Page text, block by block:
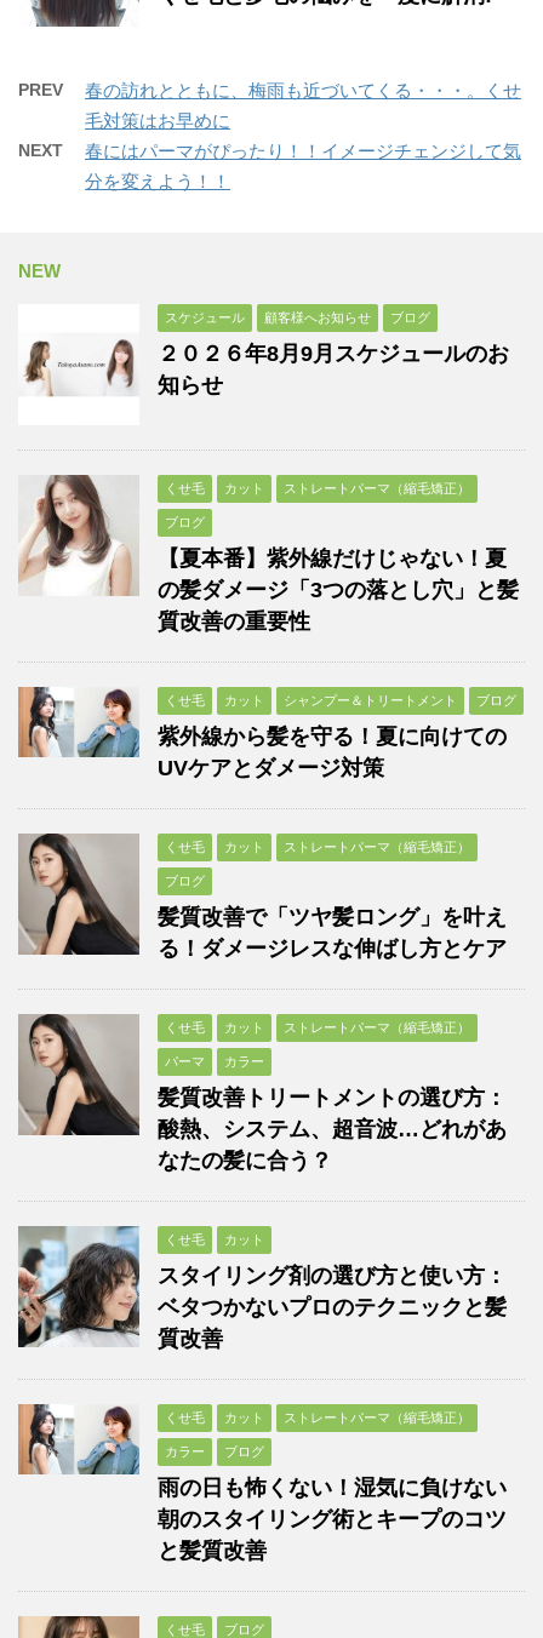
PREV
春の訪れとともに、梅雨も近づいてくる・・・。くせ
毛対策はお早めに
NEXT
春にはパーマがぴったり！！イメージチェンジして気
分を変えよう！！
NEW
スケジュール 顧客様へお知らせ ブログ
２０２６年8月9月スケジュールのお
知らせ
くせ毛 カット ストレートパーマ（縮毛矯正）
ブログ
【夏本番】紫外線だけじゃない！夏
の髪ダメージ「3つの落とし穴」と髪
質改善の重要性
くせ毛 カット シャンプー＆トリートメント ブログ
紫外線から髪を守る！夏に向けての
UVケアとダメージ対策
くせ毛 カット ストレートパーマ（縮毛矯正）
ブログ
髪質改善で「ツヤ髪ロング」を叶え
る！ダメージレスな伸ばし方とケア
くせ毛 カット ストレートパーマ（縮毛矯正）
パーマ カラー
髪質改善トリートメントの選び方：
酸熱、システム、超音波…どれがあ
なたの髪に合う？
くせ毛 カット
スタイリング剤の選び方と使い方：
ベタつかないプロのテクニックと髪
質改善
くせ毛 カット ストレートパーマ（縮毛矯正）
カラー ブログ
雨の日も怖くない！湿気に負けない
朝のスタイリング術とキープのコツ
と髪質改善
くせ毛 ブログ